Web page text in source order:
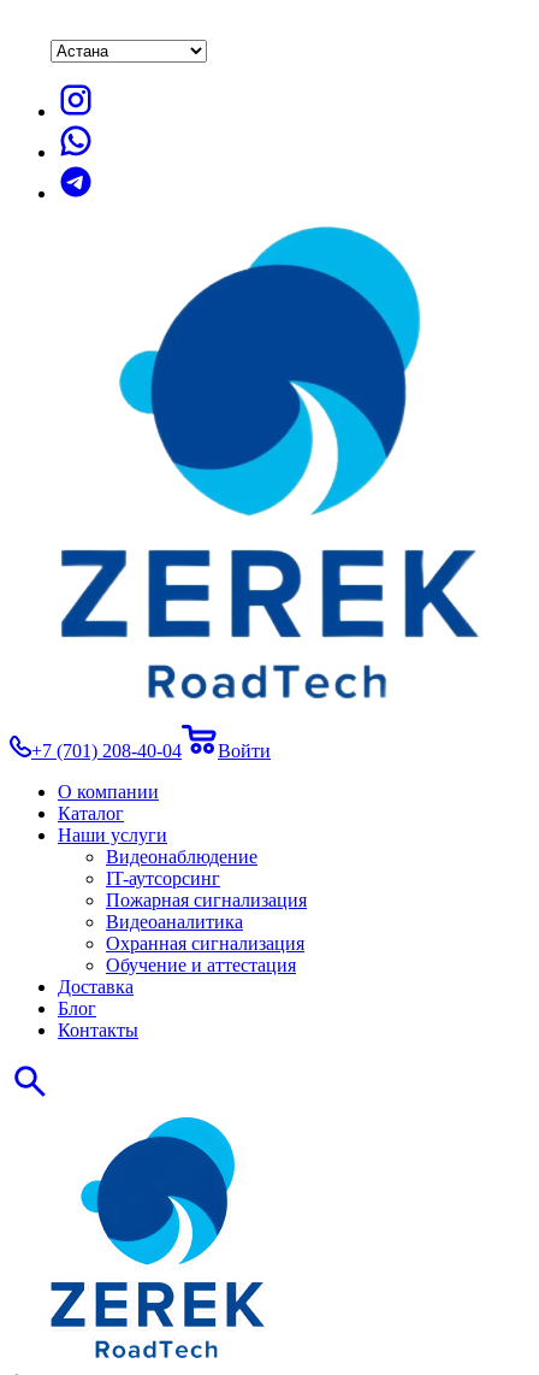
+7 (701) 208-40-04
Войти
О компании
Каталог
Наши услуги
Видеонаблюдение
IT-аутсорсинг
Пожарная сигнализация
Видеоаналитика
Охранная сигнализация
Обучение и аттестация
Доставка
Блог
Контакты